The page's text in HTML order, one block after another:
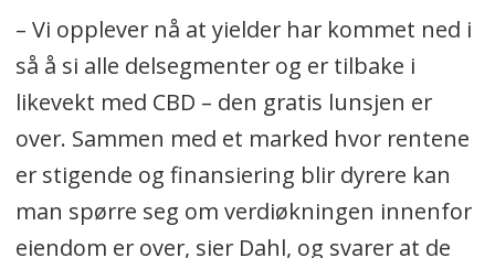
– Vi opplever nå at yielder har kommet ned i
så å si alle delsegmenter og er tilbake i
likevekt med CBD – den gratis lunsjen er
over. Sammen med et marked hvor rentene
er stigende og finansiering blir dyrere kan
man spørre seg om verdiøkningen innenfor
eiendom er over, sier Dahl, og svarer at de